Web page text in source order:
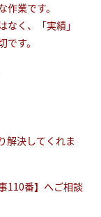
業です。
く、「実績」
す。
解決してくれま
110番】へご相談